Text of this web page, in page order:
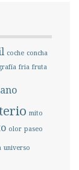
coche concha
fria fruta
mito
olor paseo
universo